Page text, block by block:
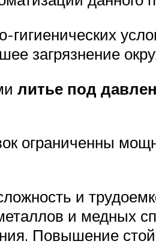
загрязнение
литье под
ограниченны
и
и медных
Повышение